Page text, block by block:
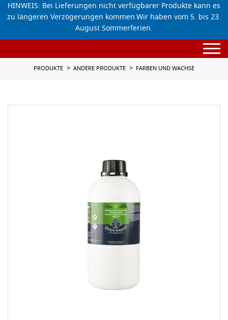
HINWEIS: Bei Lieferungen nicht verfügbarer Produkte kann es
zu längeren Verzögerungen kommen.Wir haben vom 5. bis 23.
August Sommerferien.
PRODUKTE ANDERE PRODUKTE FARBEN UND WACHSE